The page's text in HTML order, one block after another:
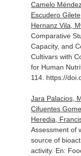
Camelo
Escudero
Hernanz Vila,
Comparative
Capacity, and
Cultivars with
for Human
114. https://
Jara Palacios,
Cifuentes
Heredia,
Assessment of
source of
activity. En: